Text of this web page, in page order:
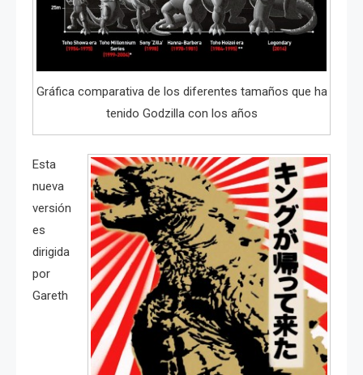
Gráfica comparativa de los diferentes tamaños que ha
tenido Godzilla con los años
Esta
nueva
versión
es
dirigida
por
Gareth